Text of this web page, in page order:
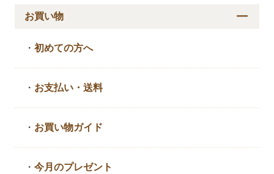
お買い物
・初めての方へ
・ お支払い・送料
・ お買い物ガイド
・今月のプレゼント